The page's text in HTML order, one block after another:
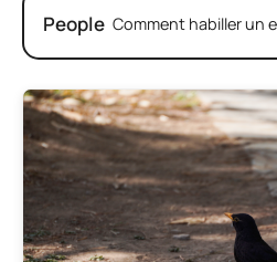
People Comment habiller un